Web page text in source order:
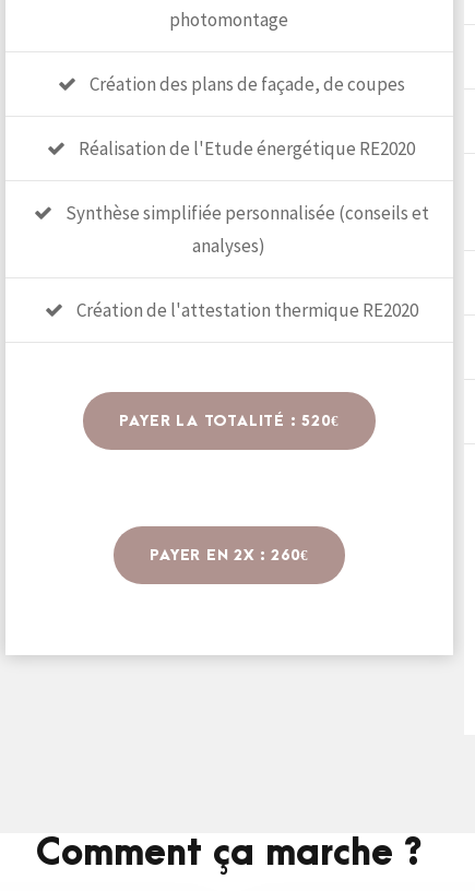
photomontage
Création des plans de façade, de coupes
Réalisation de l'Etude énergétique RE2020
Synthèse simplifiée personnalisée (conseils et
analyses)
Création de l'attestation thermique RE2020
PAYER LA TOTALITÉ : 520€
PAYER EN 2X : 260€
Comment ça marche ?